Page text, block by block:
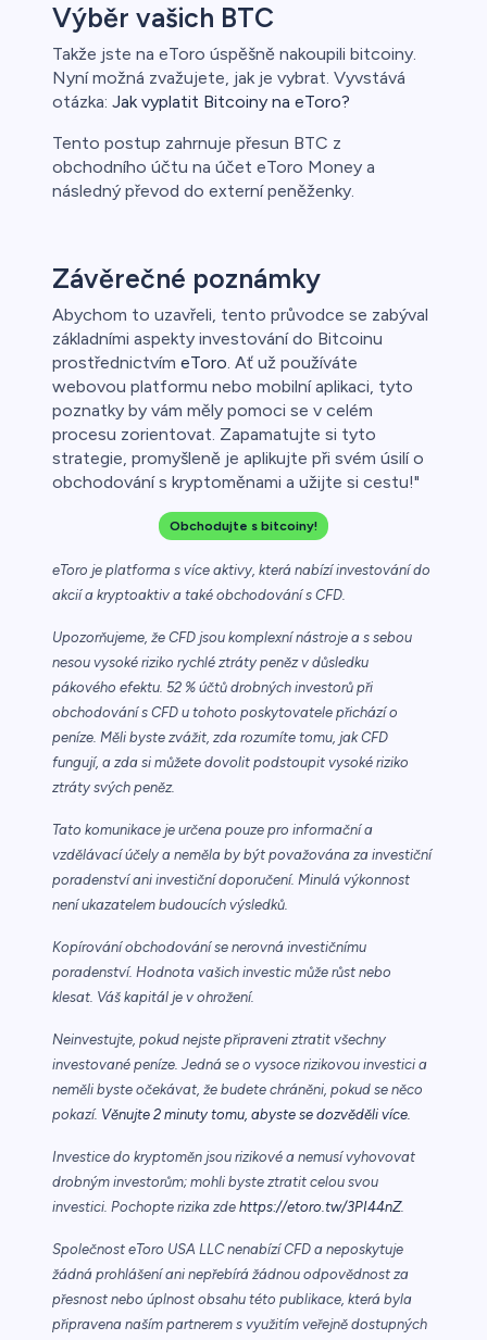
Výběr vašich BTC
Takže jste na eToro úspěšně nakoupili bitcoiny.
Nyní možná zvažujete, jak je vybrat. Vyvstává
otázka: Jak vyplatit Bitcoiny na eToro?
Tento postup zahrnuje přesun BTC z
obchodního účtu na účet eToro Money a
následný převod do externí peněženky.
Závěrečné poznámky
Abychom to uzavřeli, tento průvodce se zabýval
základními aspekty investování do Bitcoinu
prostřednictvím eToro. Ať už používáte
webovou platformu nebo mobilní aplikaci, tyto
poznatky by vám měly pomoci se v celém
procesu zorientovat. Zapamatujte si tyto
strategie, promyšleně je aplikujte při svém úsilí o
obchodování s kryptoměnami a užijte si cestu!"
Obchodujte s bitcoiny!
eToro je platforma s více aktivy, která nabízí investování do
akcií a kryptoaktiv a také obchodování s CFD.
Upozorňujeme, že CFD jsou komplexní nástroje a s sebou
nesou vysoké riziko rychlé ztráty peněz v důsledku
pákového efektu. 52 % účtů drobných investorů při
obchodování s CFD u tohoto poskytovatele přichází o
peníze. Měli byste zvážit, zda rozumíte tomu, jak CFD
fungují, a zda si můžete dovolit podstoupit vysoké riziko
ztráty svých peněz.
Tato komunikace je určena pouze pro informační a
vzdělávací účely a neměla by být považována za investiční
poradenství ani investiční doporučení. Minulá výkonnost
není ukazatelem budoucích výsledků.
Kopírování obchodování se nerovná investičnímu
poradenství. Hodnota vašich investic může růst nebo
klesat. Váš kapitál je v ohrožení.
Neinvestujte, pokud nejste připraveni ztratit všechny
investované peníze. Jedná se o vysoce rizikovou investici a
neměli byste očekávat, že budete chráněni, pokud se něco
pokazí. Věnujte 2 minuty tomu, abyste se dozvěděli více.
Investice do kryptoměn jsou rizikové a nemusí vyhovovat
drobným investorům; mohli byste ztratit celou svou
investici. Pochopte rizika zde https://etoro.tw/3PI44nZ.
Společnost eToro USA LLC nenabízí CFD a neposkytuje
žádná prohlášení ani nepřebírá žádnou odpovědnost za
přesnost nebo úplnost obsahu této publikace, která byla
připravena naším partnerem s využitím veřejně dostupných